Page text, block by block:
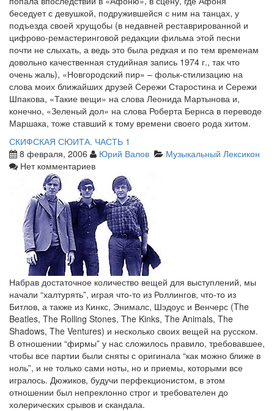
беседует с девушкой, подружившейся с ним на танцах, у
подъезда своей хрущобы (в недавней реставрированной и
цифрово-ремастеринговой редакции фильма этой песни
почти не слыхать, а ведь это была редкая и по тем временам
довольно качественная студийная запись 1974 г., так что
очень жаль), «Новгородский пир» – фольк-стилизацию на
слова моих ближайших друзей Сережи Старостина и Сережи
Шпакова, «Такие вещи» на слова Леонида Мартынова и,
конечно, «Зеленый дол» на слова Роберта Бернса в переводе
Маршака, тоже ставший к тому времени своего рода хитом.
СКИФСКАЯ СЮИТА. ЧАСТЬ 1
8 февраля, 2006
Юрий Валов
Музыкальный Лексикон
Нет комментариев
Набрав достаточное количество вещей для выступлений, мы
начали “халтурять”, играя что-то из Роллингов, что-то из
Битлов, а также из Кинкс, Энималс, Шэдоус и Венчерс (The
Beatles, The Rolling Stones, The Kinks, The Animals, The
Shadows, The Ventures) и несколько своих вещей на русском.
В отношении “фирмы” у нас сложилось правило, требовавшее,
чтобы все партии были сняты с оригинала “как можно ближе в
ноль”, и не только сами ноты, но и приемы, которыми все
игралось. Дюжиков, будучи перфекционистом, в этом
отношении был непреклонно строг и требователен до
холерических срывов и скандала.